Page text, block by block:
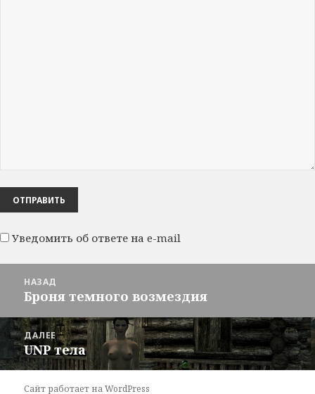
Уведомить об ответе на e-mail
записям
НАЗАД
Предыдущая
запись:
Броня темного возмездия
ДАЛЕЕ
Следующая
запись:
UNP тела
Сайт работает на WordPress